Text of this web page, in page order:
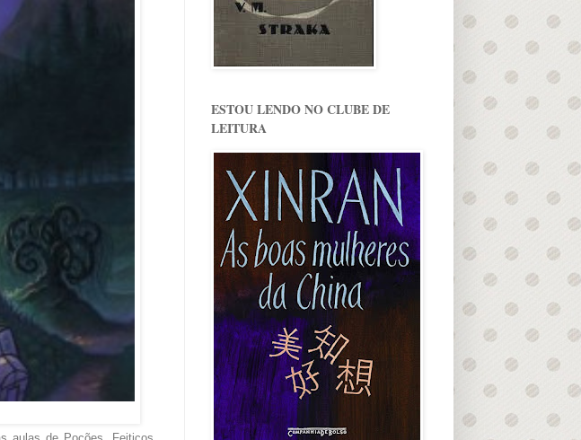
ESTOU LENDO NO CLUBE DE
LEITURA